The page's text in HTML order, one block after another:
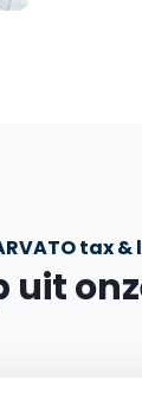
tax &
uit